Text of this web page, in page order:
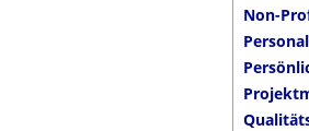
Non-